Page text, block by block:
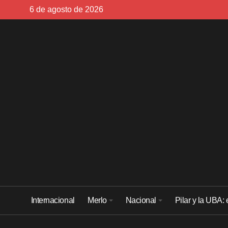
6 de agosto de 2026
Internacional Merlo Nacional Pilar y la UBA: